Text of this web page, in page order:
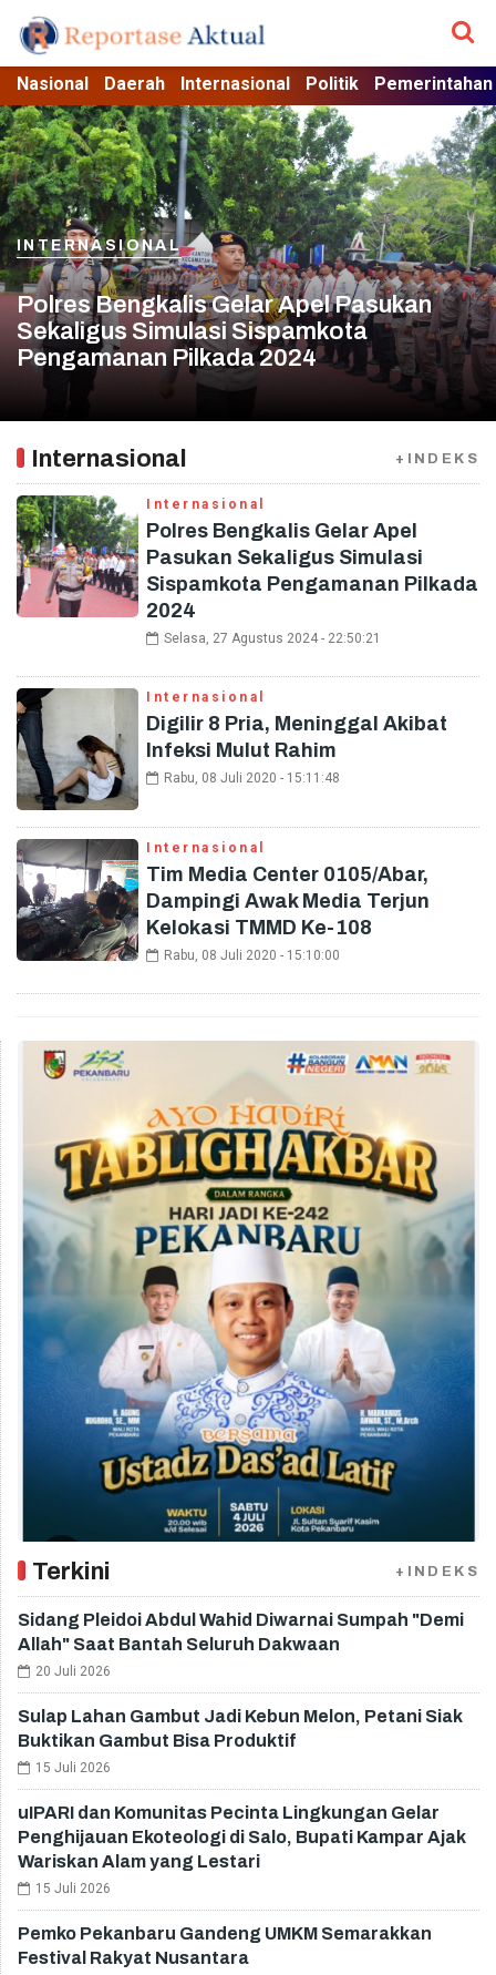
Nasional Daerah Internasional Politik Pemerintahan
INTERNASIONAL
Polres Bengkalis Gelar Apel Pasukan
Sekaligus Simulasi Sispamkota
Pengamanan Pilkada 2024
Internasional +INDEKS
Internasional
Polres Bengkalis Gelar Apel
Pasukan Sekaligus Simulasi
Sispamkota Pengamanan Pilkada
2024
Selasa, 27 Agustus 2024 - 22:50:21
Internasional
Digilir 8 Pria, Meninggal Akibat
Infeksi Mulut Rahim
Rabu, 08 Juli 2020 - 15:11:48
Internasional
Tim Media Center 0105/Abar,
Dampingi Awak Media Terjun
Kelokasi TMMD Ke-108
Rabu, 08 Juli 2020 - 15:10:00
Terkini +INDEKS
Sidang Pleidoi Abdul Wahid Diwarnai Sumpah "Demi
Allah" Saat Bantah Seluruh Dakwaan
20 Juli 2026
Sulap Lahan Gambut Jadi Kebun Melon, Petani Siak
Buktikan Gambut Bisa Produktif
15 Juli 2026
uIPARI dan Komunitas Pecinta Lingkungan Gelar
Penghijauan Ekoteologi di Salo, Bupati Kampar Ajak
Wariskan Alam yang Lestari
15 Juli 2026
Pemko Pekanbaru Gandeng UMKM Semarakkan
Festival Rakyat Nusantara